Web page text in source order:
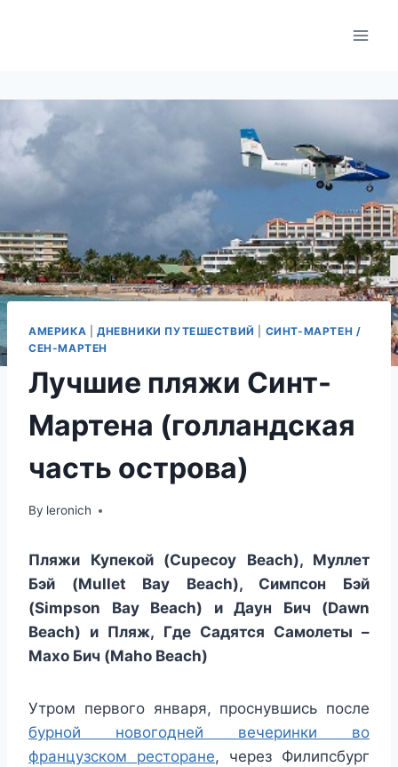
АМЕРИКА ДНЕВНИКИ ПУТЕШЕСТВИЙ
СИНТ-МАРТЕН /
СЕН-МАРТЕН
Лучшие пляжи Синт-
Мартена (голландская
часть острова)
By leronich
Пляжи Купекой (Cupecoy Beach), Муллет
Бэй (Mullet Bay Beach), Симпсон Бэй
(Simpson Bay Beach) и Даун Бич (Dawn
Beach) и Пляж, Где Садятся Самолеты –
Махо Бич (Maho Beach)
Утром первого января, проснувшись после
бурной новогодней вечеринки во
французском ресторане, через Филипсбург